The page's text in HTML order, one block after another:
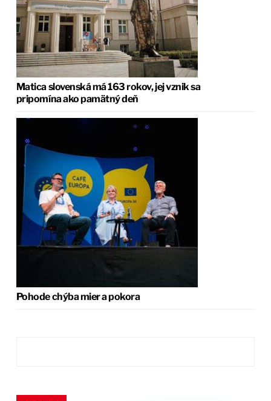
Matica slovenská má 163 rokov, jej vznik sa
pripomína ako pamätný deň
Pohode chýba mier a pokora